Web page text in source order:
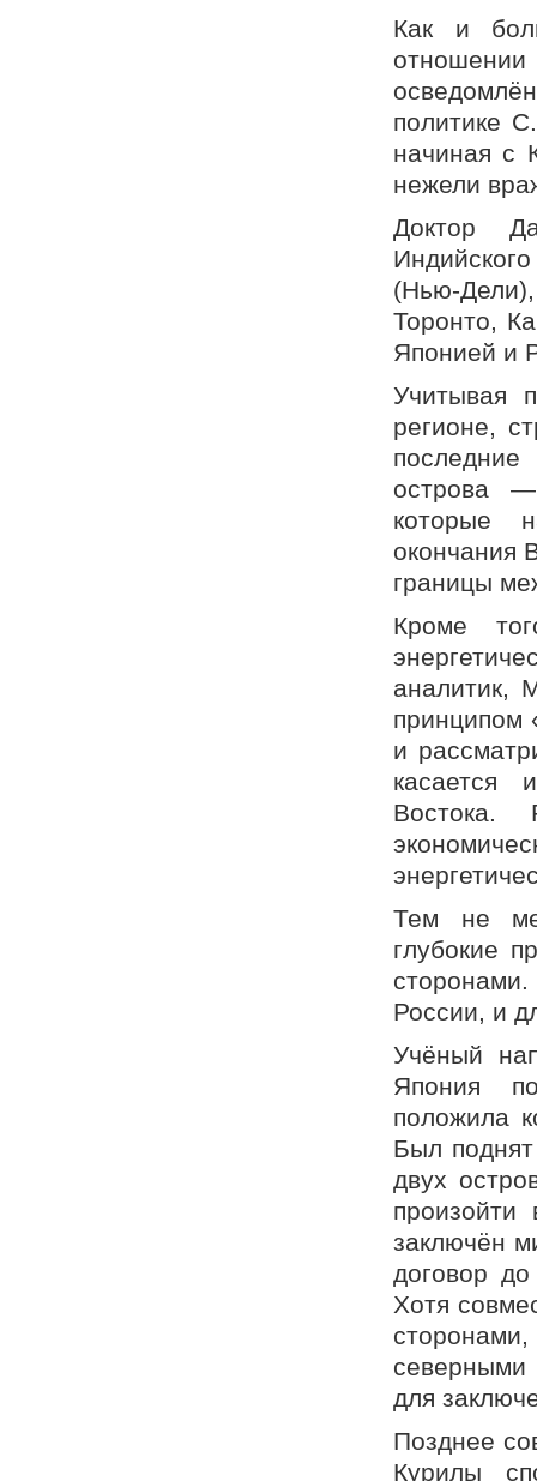
Как и
отношении
политике
начиная с
нежели
Доктор
(Нью-
Торонто,
Японией и
Учитывая
регионе,
острова
которые
окончания
границы
Кроме
аналитик,
принципом
и
касается
Востока.
Тем не
глубокие
России, и
Учёный
Япония
положила
Был
двух
заключён
договор
Хотя
северными
для
Позднее
Курилы